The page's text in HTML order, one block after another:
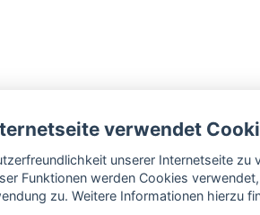
verwendet
unserer Internetseite
Funktionen werden Cookies
zu. Weitere Informationen hierzu